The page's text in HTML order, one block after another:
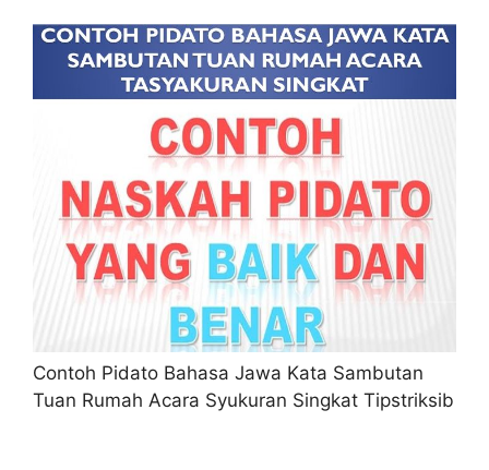
Contoh Pidato Bahasa Jawa Kata Sambutan
Tuan Rumah Acara Syukuran Singkat Tipstriksib